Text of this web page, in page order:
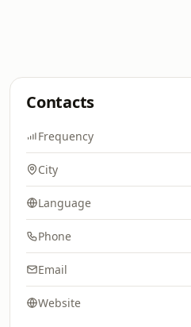
Contacts
Frequency
City
Language
Phone
Email
Website